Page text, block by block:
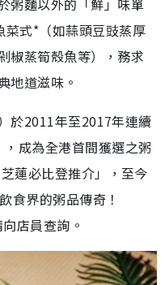
粥麵以外的「鮮」味單
式*（如蒜頭豆豉蒸厚
椒蒸筍殼魚等），務求
地道滋味。
於2011年至2017年連續
成為全港首間獲選之粥
蓮必比登推介」，至今
食界的粥品傳奇！
店員查詢。